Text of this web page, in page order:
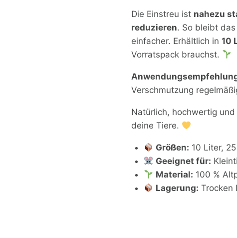
Die Einstreu ist nahezu
reduzieren. So bleibt
einfacher. Erhältlich in 10
Vorratspack brauchst.
Verschmutzung
Natürlich, hochwertig
deine Tiere.
Größen: 10 Liter,
Geeignet für:
Material: 100 %
Lagerung: Trocken